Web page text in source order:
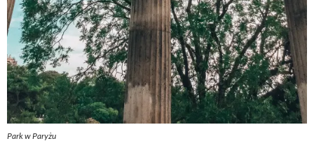
Park w Paryżu